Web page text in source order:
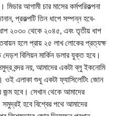
মিডার আগামী চার মাসের কর্মপরিকল্পনা
প্রকল্পটি তিন ধাপে সম্পন্ন হবে-
২০৩০ থেকে ২০৪৫, এবং তৃতীয় ধাপ
হলে প্রায় ২৫ লাখ লোকের প্রত্যক্ষ
বিলিয়ন মার্কিন ডলার যুক্ত হবে।
বন্দর নয়, আমাদের একটা ব্লু ইকনোমি
এলাকা শুধু একটা ফ্যাসিলেটিং জোন
জন্ম হবে। সেখান থেকে আমাদের
সমুদ্রই হবে বিশ্বের পথে আমাদের